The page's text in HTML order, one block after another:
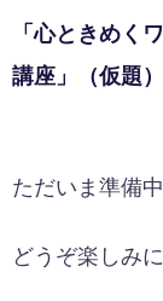
「心ときめく
講座」（仮題）
ただいま準備中
どうぞ楽しみ